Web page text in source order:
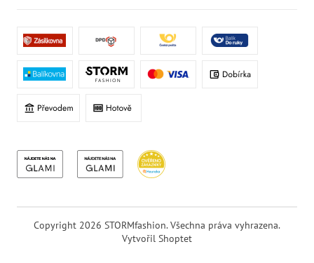
Vytvořil Shoptet
Copyright 2026 STORMfashion. Všechna práva vyhrazena.